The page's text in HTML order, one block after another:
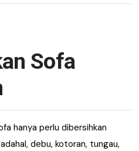
Sofa
hanya perlu dibersihkan
debu, kotoran, tungau,